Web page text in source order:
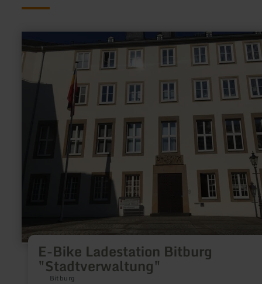
E-Bike Ladestation Bitburg
"Stadtverwaltung"
Bitburg
about:
Ladestation
"Stadtverwaltung"